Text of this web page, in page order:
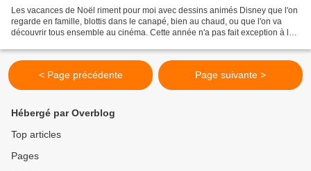
Les vacances de Noël riment pour moi avec dessins animés Disney que l'on
regarde en famille, blottis dans le canapé, bien au chaud, ou que l'on va
découvrir tous ensemble au cinéma. Cette année n'a pas fait exception à la
< Page précédente Page suivante >
Hébergé par Overblog
Top articles
Pages